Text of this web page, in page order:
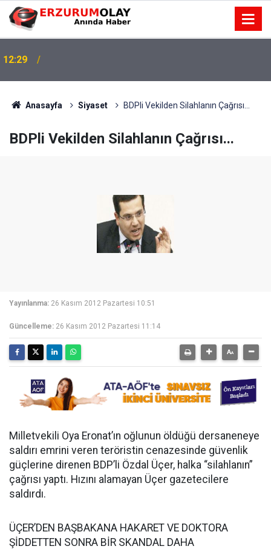
12:29
Anasayfa Siyaset BDPli Vekilden Silahlanın Çağrısı...
BDPli Vekilden Silahlanın Çağrısı...
Yayınlanma: 26 Kasım 2012 Pazartesi 10:51
Güncelleme: 26 Kasım 2012 Pazartesi 11:14
Milletvekili Oya Eronat’ın oğlunun öldüğü dersaneneye
saldırı emrini veren teröristin cenazesinde güvenlik
güçlerine direnen BDP’li Özdal Üçer, halka “silahlanın”
çağrısı yaptı. Hızını alamayan Üçer gazetecilere
saldırdı.
ÜÇER’DEN BAŞBAKANA HAKARET VE DOKTORA
ŞİDDETTEN SONRA BİR SKANDAL DAHA